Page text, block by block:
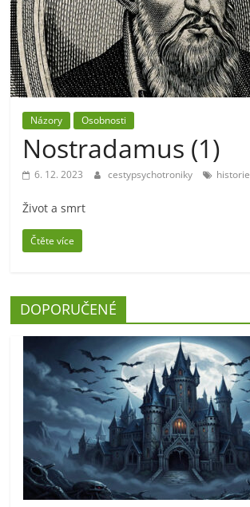
Názory Osobnosti
Nostradamus (1)
6. 12. 2023 cestypsychotroniky historie
Život a smrt
Čtěte více
DOPORUČENÉ